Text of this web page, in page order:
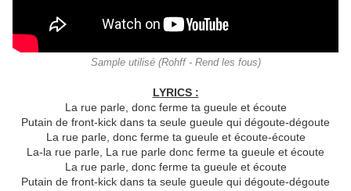
Sample utilisé (Rohff - Rend les fous)
LYRICS :
La rue parle, donc ferme ta gueule et écoute
Putain de front-kick dans ta seule gueule qui dégoute-dégoute
La rue parle, donc ferme ta gueule et écoute-écoute
La-la rue parle, La rue parle donc ferme ta gueule et écoute
La rue parle, donc ferme ta gueule et écoute
Putain de front-kick dans ta seule gueule qui dégoute-dégoute